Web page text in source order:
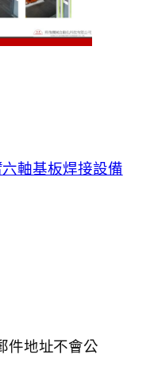
軸基板焊接設備
件地址不會公